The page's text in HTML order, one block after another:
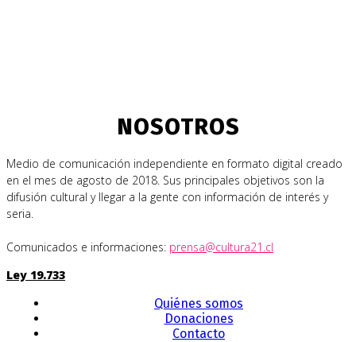
NOSOTROS
Medio de comunicación independiente en formato digital creado
en el mes de agosto de 2018. Sus principales objetivos son la
difusión cultural y llegar a la gente con información de interés y
seria.
Comunicados e informaciones: prensa@cultura21.cl
Ley 19.733
Quiénes somos
Donaciones
Contacto